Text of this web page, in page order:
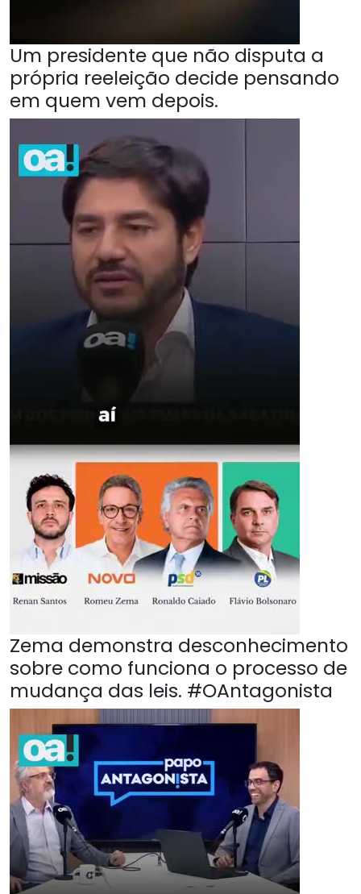
Um presidente que não disputa a
própria reeleição decide pensando
em quem vem depois.
Zema demonstra desconhecimento
sobre como funciona o processo de
mudança das leis. #OAntagonista